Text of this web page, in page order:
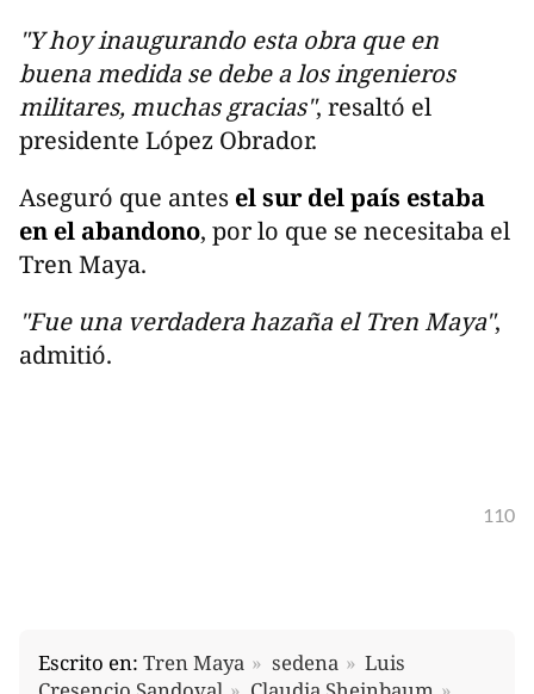
"Y hoy inaugurando esta obra que en
buena medida se debe a los ingenieros
militares, muchas gracias", resaltó el
presidente López Obrador.
Aseguró que antes el sur del país estaba
en el abandono, por lo que se necesitaba el
Tren Maya.
"Fue una verdadera hazaña el Tren Maya",
admitió.
110
Escrito en: Tren Maya sedena
Luis